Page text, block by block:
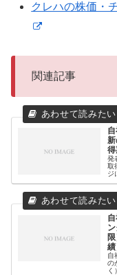
クレハの株価・
関連記事
得
発
取
ジ
績
自
の
く